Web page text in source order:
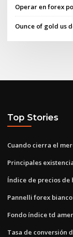
Operar en forex
Ounce of gold us
Top Stories
Cuando cierra el
Principales
Índice de precios de
Pannelli forex bianco
Fondo índice td
Tasa de conversión